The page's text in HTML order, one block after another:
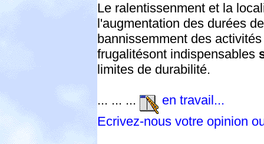
Le ralentissenment et la
l'augmentation des durées
bannissemment des
frugalitésont indispensables
limites de durabilité.
... ... ...
en travail...
Ecrivez-nous votre opinion